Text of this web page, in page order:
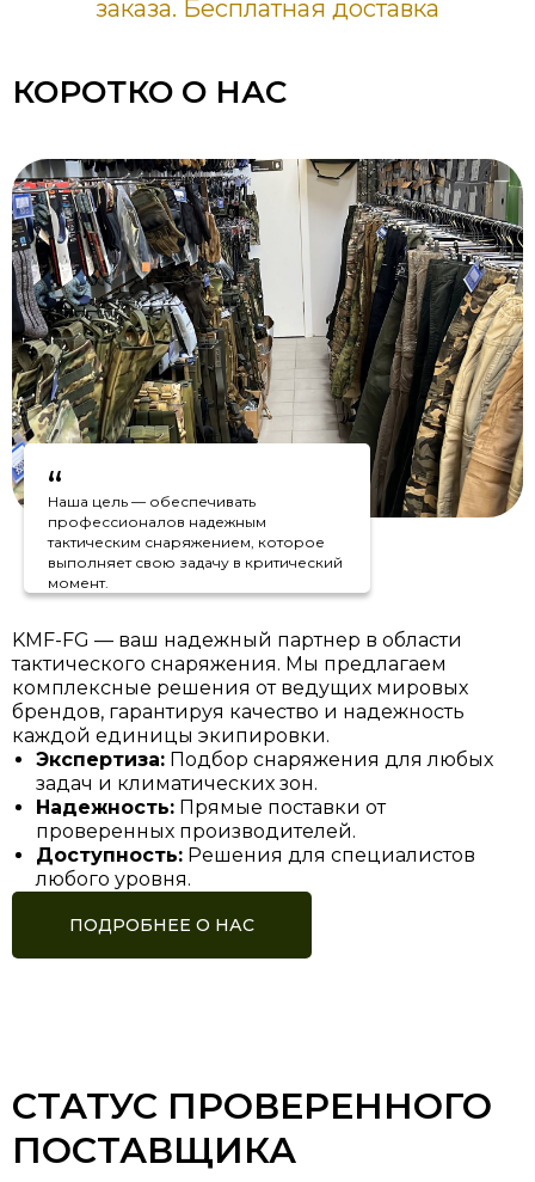
заказа. Бесплатная доставка
КОРОТКО О НАС
“
Наша цель — обеспечивать
профессионалов надежным
тактическим снаряжением, которое
выполняет свою задачу в критический
момент.
KMF-FG — ваш надежный партнер в области
тактического снаряжения. Мы предлагаем
комплексные решения от ведущих мировых
брендов, гарантируя качество и надежность
каждой единицы экипировки.
Экспертиза: Подбор снаряжения для любых
задач и климатических зон.
Надежность: Прямые поставки от
проверенных производителей.
Доступность: Решения для специалистов
любого уровня.
ПОДРОБНЕЕ О НАС
СТАТУС ПРОВЕРЕННОГО
ПОСТАВЩИКА